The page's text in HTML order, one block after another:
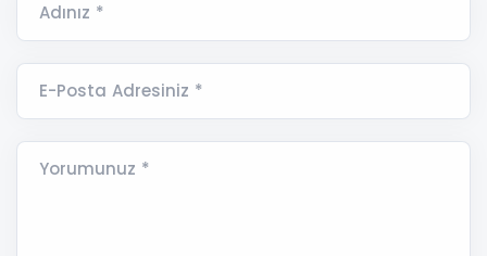
Adınız *
E-Posta Adresiniz *
Yorumunuz *